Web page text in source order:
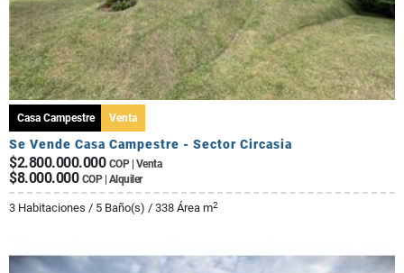
Casa Campestre Venta
Se Vende Casa Campestre - Sector Circasia
$2.800.000.000 COP | Venta
$8.000.000 COP | Alquiler
3 Habitaciones / 5 Baño(s) / 338 Área m2